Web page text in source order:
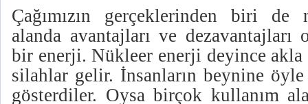
Çağımızın gerçeklerinden biri
alanda avantajları ve dezavantajları
bir enerji. Nükleer enerji deyince akla
silahlar gelir. İnsanların beynine
gösterdiler. Oysa birçok kullanım